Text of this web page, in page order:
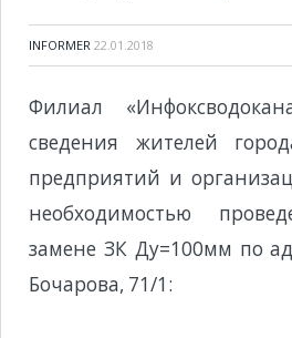
INFORMER 22.01.2018
Филиал
сведения жителей
предприятий и
необходимостью
замене ЗК Ду=100мм по
Бочарова, 71/1: